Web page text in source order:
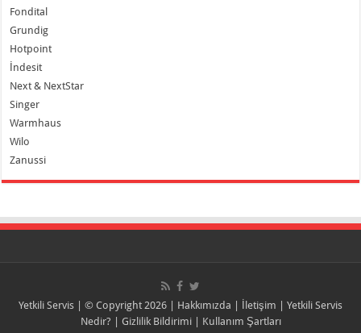
Fondital
Grundig
Hotpoint
İndesit
Next & NextStar
Singer
Warmhaus
Wilo
Zanussi
Yetkili Servis | © Copyright 2026 | Hakkımızda | İletişim | Yetkili Servis
Nedir? | Gizlilik Bildirimi| Kullanım Şartları